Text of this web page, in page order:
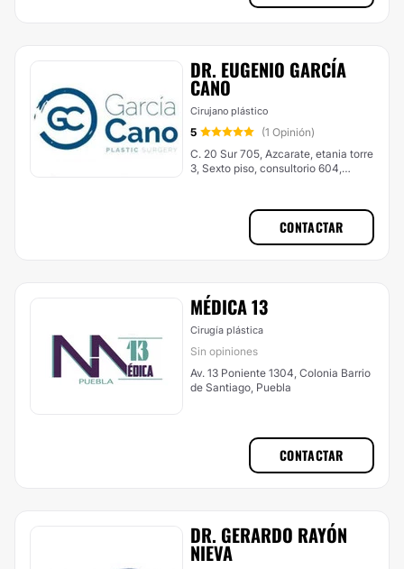
DR. EUGENIO GARCÍA
CANO
Cirujano plástico
5
(1 Opinión)
C. 20 Sur 705, Azcarate, etania torre
3, Sexto piso, consultorio 604,
CONTACTAR
MÉDICA 13
Cirugía plástica
Sin opiniones
Av. 13 Poniente 1304, Colonia Barrio
de Santiago, Puebla
CONTACTAR
DR. GERARDO RAYÓN
NIEVA